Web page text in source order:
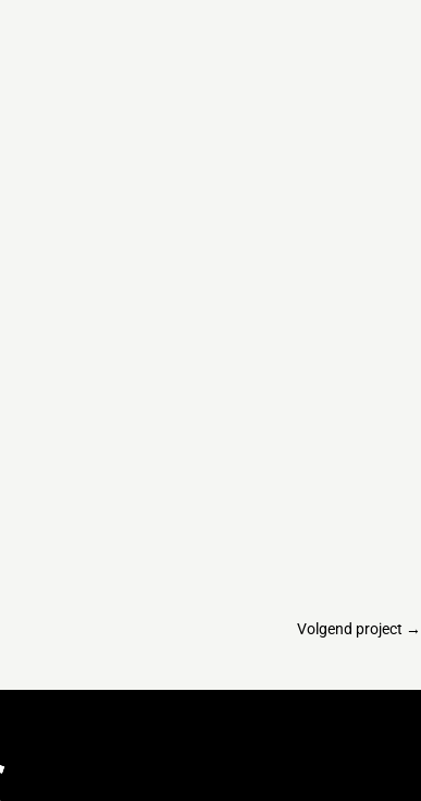
Volgend project →